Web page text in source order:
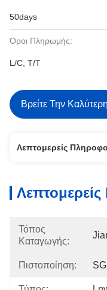
50days
Όροι Πληρωμής:
L/C, T/T
Βρείτε Την Καλύτερη
Λεπτομερείς
Τόπος
Καταγωγής:
Πιστοποίηση: